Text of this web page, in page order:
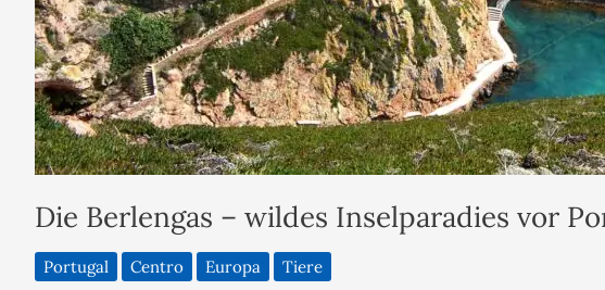
Die Berlengas – wildes Inselparadies vor
Portugal Centro Europa
Tiere